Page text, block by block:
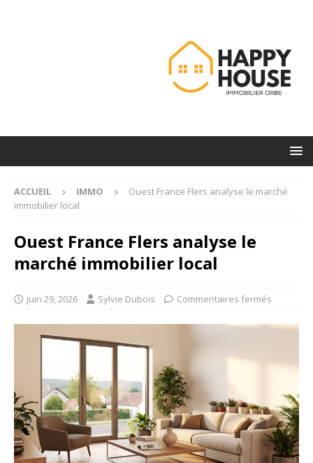
ACCUEIL IMMO
Ouest France Flers analyse le marché
immobilier local
Ouest France Flers analyse le
marché immobilier local
juin 29, 2026 Sylvie Dubois Commentaires fermés